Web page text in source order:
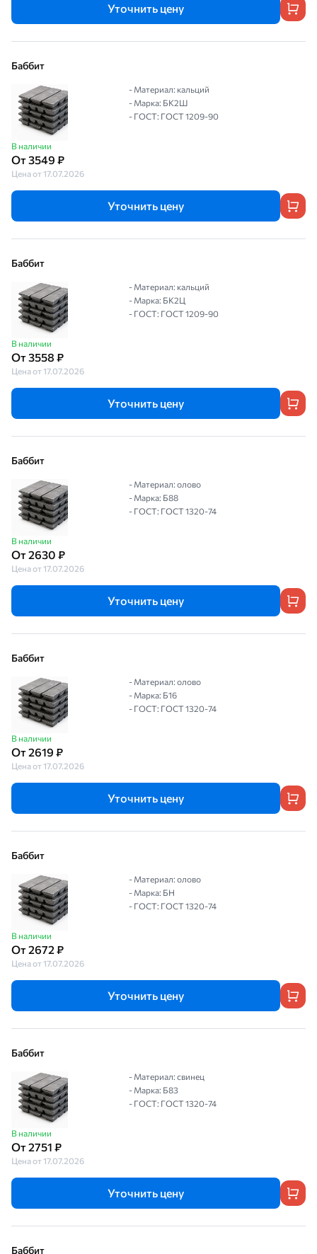
Уточнить цену
Баббит
В наличии
От 3549 ₽
Цена от 17.07.2026
- Материал: кальций
- Марка: БК2Ш
- ГОСТ: ГОСТ 1209-90
Уточнить цену
Баббит
В наличии
От 3558 ₽
Цена от 17.07.2026
- Материал: кальций
- Марка: БК2Ц
- ГОСТ: ГОСТ 1209-90
Уточнить цену
Баббит
В наличии
От 2630 ₽
Цена от 17.07.2026
- Материал: олово
- Марка: Б88
- ГОСТ: ГОСТ 1320-74
Уточнить цену
Баббит
В наличии
От 2619 ₽
Цена от 17.07.2026
- Материал: олово
- Марка: Б16
- ГОСТ: ГОСТ 1320-74
Уточнить цену
Баббит
В наличии
От 2672 ₽
Цена от 17.07.2026
- Материал: олово
- Марка: БН
- ГОСТ: ГОСТ 1320-74
Уточнить цену
Баббит
В наличии
От 2751 ₽
Цена от 17.07.2026
- Материал: свинец
- Марка: Б83
- ГОСТ: ГОСТ 1320-74
Уточнить цену
Баббит